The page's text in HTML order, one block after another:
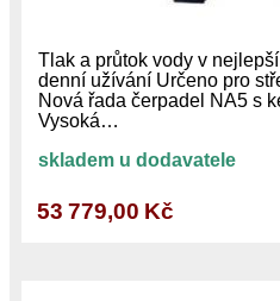
Tlak a průtok vody v
denní užívání Určeno pro
Nová řada čerpadel NA5 s
Vysoká…
skladem u dodavatele
53 779,00 Kč